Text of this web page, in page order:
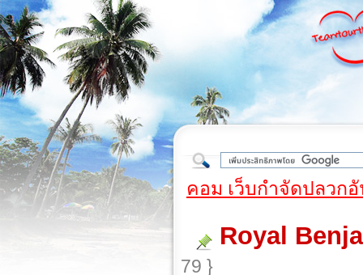
ต้
คอม เว็บกำจัดปลวก
Royal
79 }